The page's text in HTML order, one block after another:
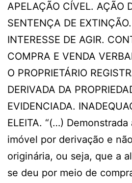
APELAÇÃO CÍVEL. AÇÃO
SENTENÇA DE
INTERESSE DE AGIR.
COMPRA E VENDA
O PROPRIETÁRIO
DERIVADA DA
EVIDENCIADA.
ELEITA. “(…)
imóvel por derivação e
originária, ou seja, que a
se deu por meio de